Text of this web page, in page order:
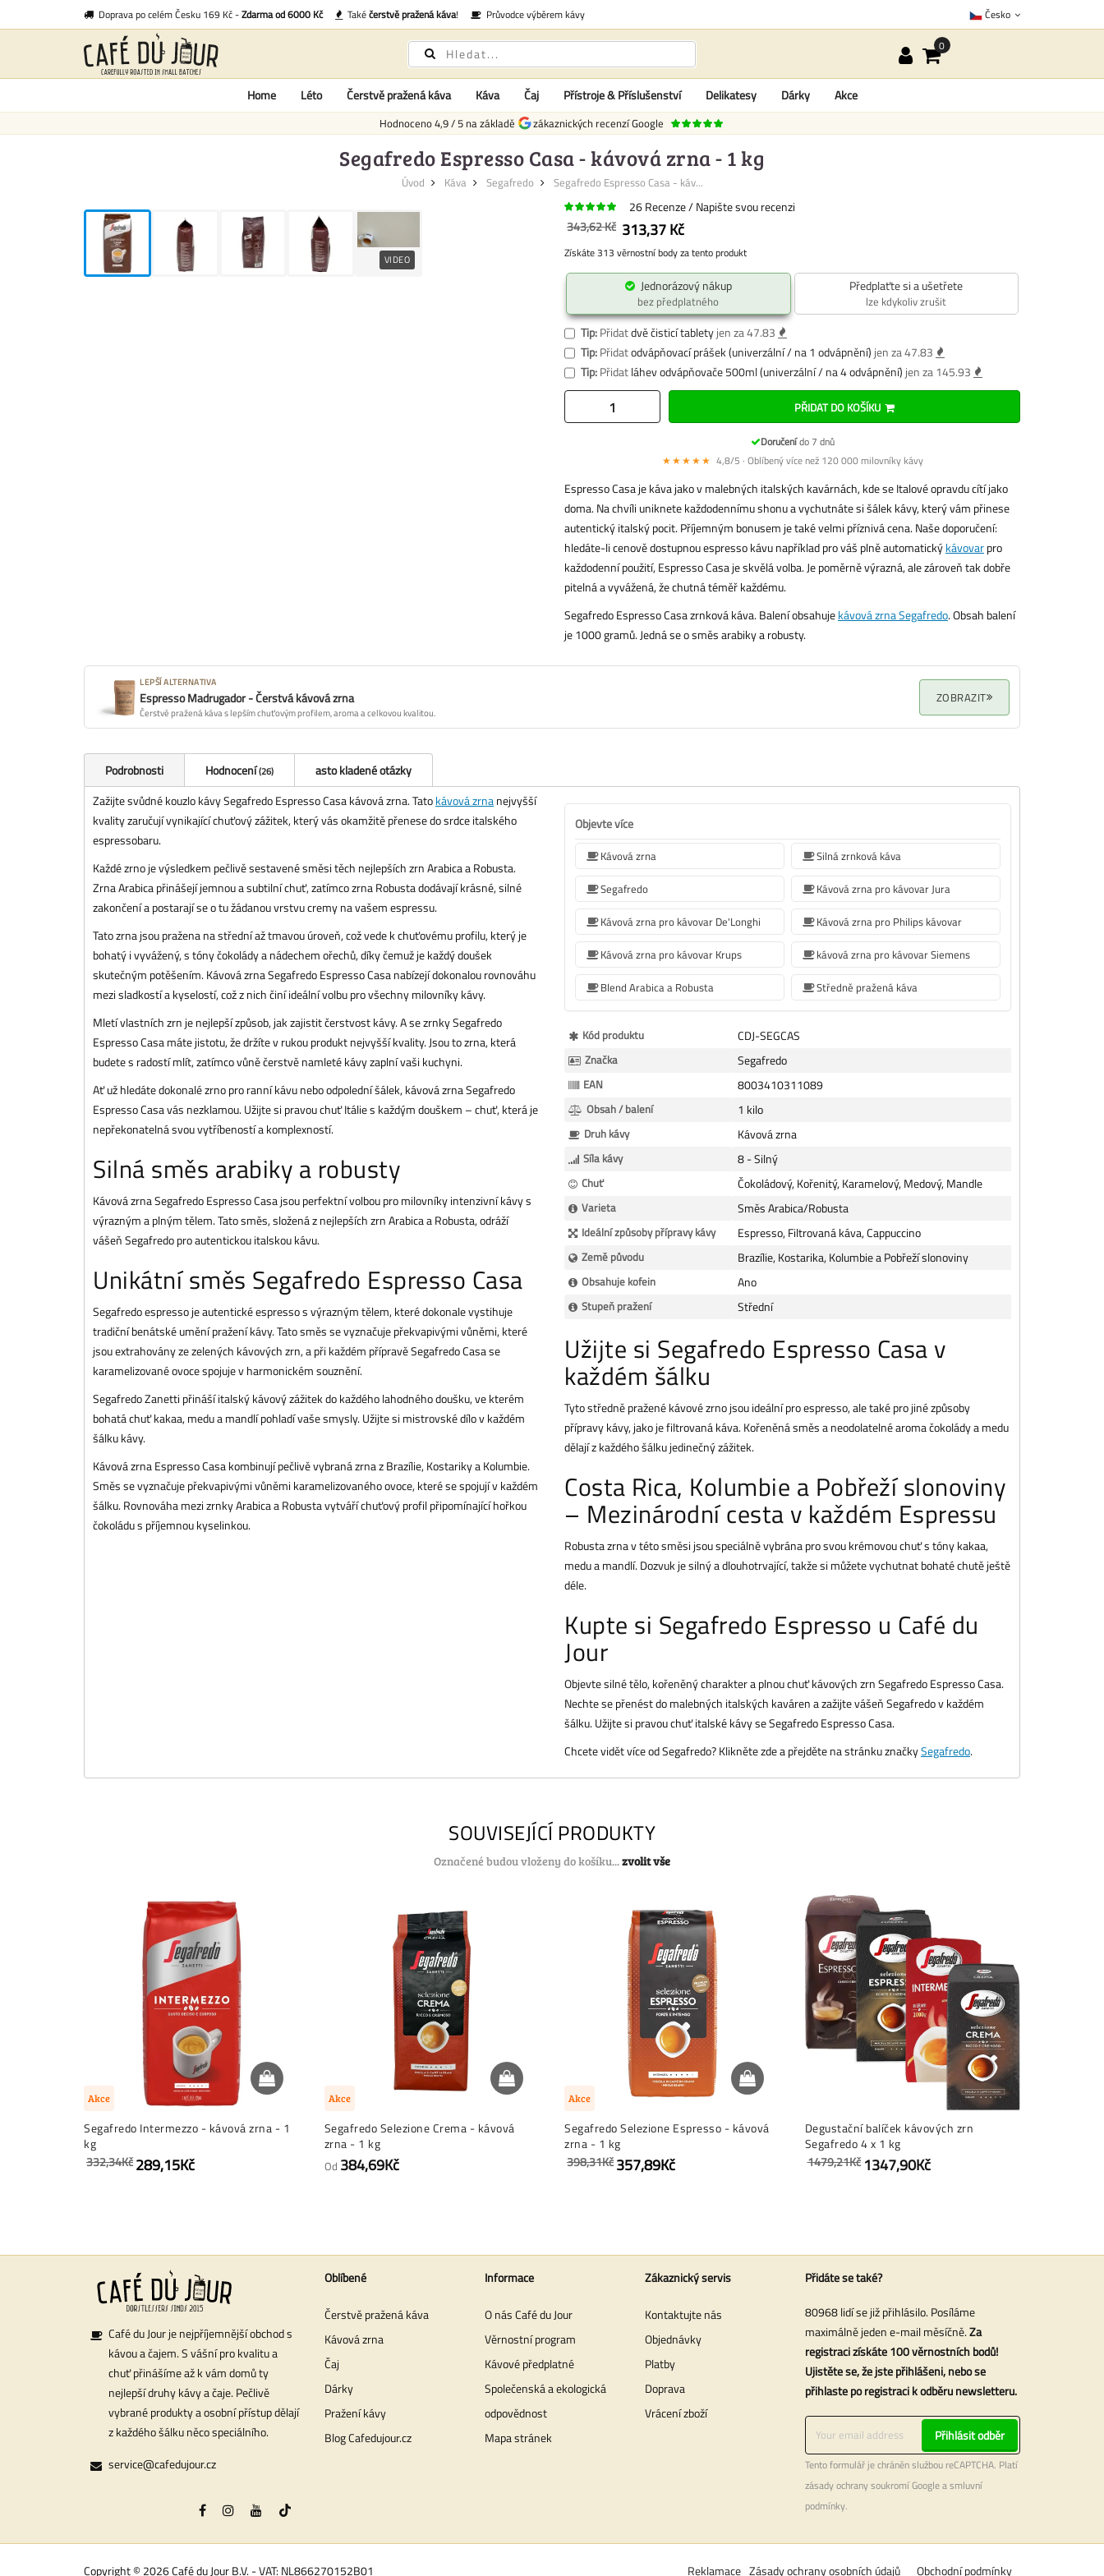
Doprava po celém Česku 169 Kč -Zdarma od 6000 Kč Takéčerstvě pražená káva! Průvodce výběrem kávy Česko
Home Léto Čerstvě pražená káva Káva Čaj Přístroje & Příslušenství Delikatesy Dárky Akce
Hodnoceno4,9/5 na základě zákaznických recenzí Google
Segafredo Espresso Casa - kávová zrna - 1 kg
Úvod Káva Segafredo Segafredo Espresso Casa - káv...
VIDEO
26Recenze
Napište svou recenzi
343,62 Kč 313,37 Kč
Získáte 313 věrnostní body za tento produkt
Jednorázový nákup
bez předplatného
Předplaťte si a ušetřete
lze kdykoliv zrušit
Tip:Přidatdvě čisticí tabletyjen za 47.83
Tip:Přidatodvápňovací prášek (univerzální / na 1 odvápnění) jen za 47.83
Tip:Přidatláhev odvápňovače 500ml (univerzální / na 4 odvápnění) jen za 145.93
PŘIDAT DO KOŠÍKU
Doručenído 7 dnů
★★★★★ 4,8/5 · Oblíbený více než 120 000 milovníky kávy
Espresso Casa je káva jako v malebných italských kavárnách, kde se Italové opravdu cítí jako
doma. Na chvíli uniknete každodennímu shonu a vychutnáte si šálek kávy, který vám přinese
autentický italský pocit. Příjemným bonusem je také velmi příznivá cena. Naše doporučení:
hledáte-li cenově dostupnou espresso kávu například pro váš plně automatickýkávovarpro
každodenní použití, Espresso Casa je skvělá volba. Je poměrně výrazná, ale zároveň tak dobře
pitelná a vyvážená, že chutná téměř každému.
Segafredo Espresso Casa zrnková káva. Balení obsahujekávová zrna Segafredo. Obsah balení
je 1000 gramů. Jedná se o směs arabiky a robusty.
LEPŠÍ ALTERNATIVA
Espresso Madrugador - Čerstvá kávová zrna
Čerstvě pražená káva s lepším chuťovým profilem, aroma a celkovou kvalitou.
ZOBRAZIT
Podrobnosti Hodnocení 26
asto kladené otázky
Zažijte svůdné kouzlo kávy Segafredo Espresso Casakávová zrna. Tatokávová zrnanejvyšší
kvality zaručují vynikající chuťový zážitek, který vás okamžitě přenese do srdce italského
espressobaru.
Každé zrno je výsledkem pečlivě sestavené směsi těch nejlepších zrn Arabica a Robusta.
Zrna Arabica přinášejí jemnou a subtilní chuť, zatímco zrna Robusta dodávají krásné, silné
zakončení a postarají se o tu žádanou vrstvu cremy na vašem espressu.
Tato zrna jsou pražena na střední až tmavou úroveň, což vede k chuťovému profilu, který je
bohatý i vyvážený, s tóny čokolády a nádechem ořechů, díky čemuž je každý doušek
skutečným potěšením. Kávová zrna Segafredo Espresso Casa nabízejí dokonalou rovnováhu
mezi sladkostí a kyselostí, což z nich činí ideální volbu pro všechny milovníky kávy.
Mletí vlastních zrn je nejlepší způsob, jak zajistit čerstvost kávy. A se zrnky Segafredo
Espresso Casa máte jistotu, že držíte v rukou produkt nejvyšší kvality. Jsou to zrna, která
budete s radostí mlít, zatímco vůně čerstvě namleté kávy zaplní vaši kuchyni.
Ať už hledáte dokonalé zrno pro ranní kávu nebo odpolední šálek, kávová zrna Segafredo
Espresso Casa vás nezklamou. Užijte si pravou chuť Itálie s každým douškem – chuť, která je
nepřekonatelná svou vytříbeností a komplexností.
Silná směs arabiky a robusty
Kávová zrna Segafredo Espresso Casa jsou perfektní volbou pro milovníky intenzivní kávy s
výrazným a plným tělem. Tato směs, složená z nejlepších zrn Arabica a Robusta, odráží
vášeň Segafredo pro autentickou italskou kávu.
Unikátní směs Segafredo Espresso Casa
Segafredo espresso je autentické espresso s výrazným tělem, které dokonale vystihuje
tradiční benátské umění pražení kávy. Tato směs se vyznačuje překvapivými vůněmi, které
jsou extrahovány ze zelených kávových zrn, a při každém přípravě Segafredo Casa se
karamelizované ovoce spojuje v harmonickém souznění.
Segafredo Zanetti přináší italský kávový zážitek do každého lahodného doušku, ve kterém
bohatá chuť kakaa, medu a mandlí pohladí vaše smysly. Užijte si mistrovské dílo v každém
šálku kávy.
Kávová zrna Espresso Casa kombinují pečlivě vybraná zrna z Brazílie, Kostariky a Kolumbie.
Směs se vyznačuje překvapivými vůněmi karamelizovaného ovoce, které se spojují v každém
šálku. Rovnováha mezi zrnky Arabica a Robusta vytváří chuťový profil připomínající hořkou
čokoládu s příjemnou kyselinkou.
Objevte více
Kávová zrna
Silná zrnková káva
Segafredo
Kávová zrna pro kávovar Jura
Kávová zrna pro kávovar De'Longhi
Kávová zrna pro Philips kávovar
Kávová zrna pro kávovar Krups
kávová zrna pro kávovar Siemens
Blend Arabica a Robusta
Středně pražená káva
Více
informací
Kód produktu CDJ-SEGCAS
Značka Segafredo
EAN 8003410311089
Obsah / balení 1 kilo
Druh kávy Kávová zrna
Síla kávy 8 - Silný
Chuť Čokoládový, Kořenitý, Karamelový, Medový, Mandle
Varieta Směs Arabica/Robusta
Ideální způsoby přípravy kávy Espresso, Filtrovaná káva, Cappuccino
Země původu Brazílie, Kostarika, Kolumbie a Pobřeží slonoviny
Obsahuje kofein Ano
Stupeň pražení Střední
Užijte si Segafredo Espresso Casa v
každém šálku
Tyto středně pražené kávové zrno jsou ideální pro espresso, ale také pro jiné způsoby
přípravy kávy, jako je filtrovaná káva. Kořeněná směs a neodolatelné aroma čokolády a medu
dělají z každého šálku jedinečný zážitek.
Costa Rica, Kolumbie a Pobřeží slonoviny
– Mezinárodní cesta v každém Espressu
Robusta zrna v této směsi jsou speciálně vybrána pro svou krémovou chuť s tóny kakaa,
medu a mandlí. Dozvuk je silný a dlouhotrvající, takže si můžete vychutnat bohaté chutě ještě
déle.
Kupte si Segafredo Espresso u Café du
Jour
Objevte silné tělo, kořeněný charakter a plnou chuť kávových zrn Segafredo Espresso Casa.
Nechte se přenést do malebných italských kaváren a zažijte vášeň Segafredo v každém
šálku. Užijte si pravou chuť italské kávy se Segafredo Espresso Casa.
Chcete vidět více od Segafredo? Klikněte zde a přejděte na stránku značkySegafredo.
SOUVISEJÍCÍ PRODUKTY
Označené budou vloženy do košíku...zvolit vše
Akce
Segafredo Intermezzo - kávová zrna - 1
kg
332,34Kč289,15Kč
Akce
Segafredo Selezione Crema - kávová
zrna - 1 kg
Od 384,69Kč
Akce
Segafredo Selezione Espresso - kávová
zrna - 1 kg
398,31Kč357,89Kč
Degustační balíček kávových zrn
Segafredo 4 x 1 kg
1347,90Kč
1479,21Kč
Café du Jour je nejpříjemnější obchod s
kávou a čajem. S vášní pro kvalitu a
chuť přinášíme až k vám domů ty
nejlepší druhy kávy a čaje. Pečlivě
vybrané produkty a osobní přístup dělají
z každého šálku něco speciálního.
service@cafedujour.cz
Oblíbené
Čerstvě pražená káva
Kávová zrna
Čaj
Dárky
Pražení kávy
Blog Cafedujour.cz
Informace
O nás Café du Jour
Věrnostní program
Kávové předplatné
Společenská a ekologická
odpovědnost
Mapa stránek
Zákaznický servis
Kontaktujte nás
Objednávky
Platby
Doprava
Vrácení zboží
Přidáte se také?
80968 lidí se již přihlásilo. Posíláme
maximálně jeden e-mail měsíčně.Za
registraci získáte 100 věrnostních bodů!
Ujistěte se, že jste přihlášeni, nebo se
přihlaste po registraci k odběru newsletteru.
Přihlásit odběr
Tento formulář je chráněn službou reCAPTCHA. Platí
zásady ochrany soukromíGoogle asmluvní
podmínky.
Copyright © 2026 Café du Jour B.V. - VAT: NL866270152B01 Obchodní podmínky
Zásady ochrany osobních údajů
Reklamace